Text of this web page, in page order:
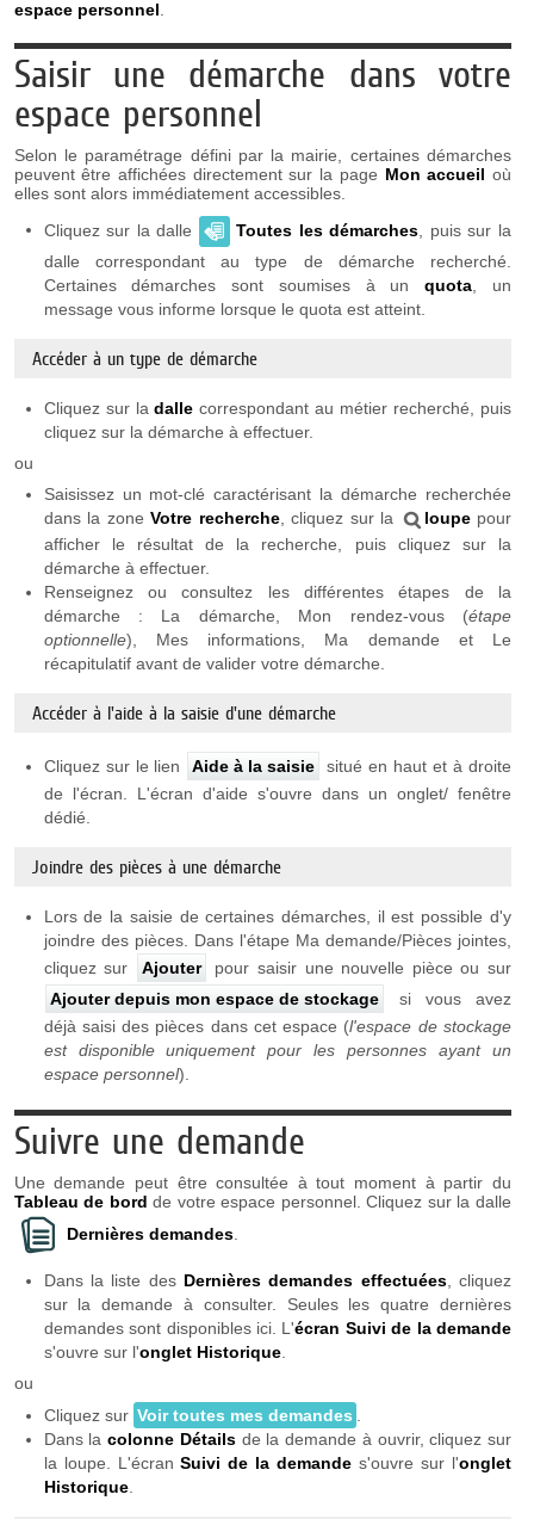
espace personnel
Saisir une démarche dans votre
espace personnel
Selon le paramétrage défini par la mairie, certaines démarches
peuvent être affichées directement sur la page Mon accueil où
elles sont alors immédiatement accessibles.
Cliquez sur la dalle
Toutes les démarches , puis sur la
dalle correspondant au type de démarche recherché.
Certaines démarches sont soumises à unquota , un
message vous informe lorsque le quota est atteint.
Accéder à un type de démarche
Cliquez sur ladalle correspondant au métier recherché, puis
cliquez sur la démarche à effectuer.
ou
Saisissez un mot-clé caractérisant la démarche recherchée
dans la zoneVotre recherche, cliquez sur la loupepour
afficher le résultat de la recherche, puis cliquez sur la
démarche à effectuer.
Renseignez ou consultez les différentes étapes de la
démarche : La démarche, Mon rendez-vous (étape
optionnelle), Mes informations, Ma demande et Le
récapitulatif avant de valider votre démarche.
Accéder à l'aide à la saisie d'une démarche
Cliquez sur le lien Aide à la saisie
situé en haut et à droite
de l'écran. L'écran d'aide s'ouvre dans un onglet/ fenêtre
dédié.
Joindre des pièces à une démarche
Lors de la saisie de certaines démarches, il est possible d'y
joindre des pièces. Dans l'étape Ma demande/Pièces jointes,
cliquez sur
Ajouter
pour saisir une nouvelle pièce ou sur
Ajouter depuis mon espace de stockage
si vous avez
déjà saisi des pièces dans cet espace (l'espace de stockage
est
disponible uniquement pour les personnes ayant un
espace personnel).
Suivre une demande
Une demande peut être consultée à tout moment à partir du
Tableau de bord de votre espace personnel. Cliquez sur la dalle
Dernières demandes.
Dans la liste des Dernières demandes effectuées, cliquez
sur la demande à consulter. Seules les quatre dernières
demandes sont disponibles ici. L'écran Suivi de la demande
s'ouvre sur l'onglet Historique.
ou
Cliquez sur Voir toutes mes demandes
Dans lacolonne Détailsde la demande à ouvrir, cliquez sur
la loupe. L'écranSuivi de la demande s'ouvre sur l'onglet
Historique.